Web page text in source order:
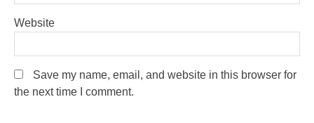
Website
Save my name, email, and website in this browser for
the next time I comment.